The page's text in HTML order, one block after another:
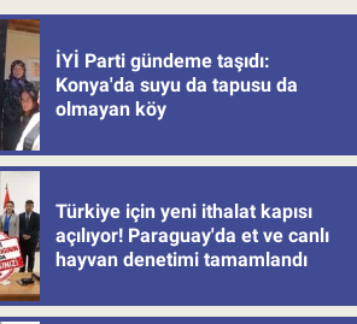
İYİ Parti gündeme taşıdı:
Konya'da suyu da tapusu da
olmayan köy
Türkiye için yeni ithalat kapısı
açılıyor! Paraguay'da et ve canlı
hayvan denetimi tamamlandı